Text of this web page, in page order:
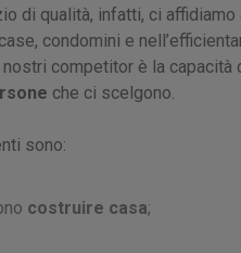
di qualità, infatti, ci
condomini e
competitor è la capacità
che ci scelgono.
sono:
costruire casa;